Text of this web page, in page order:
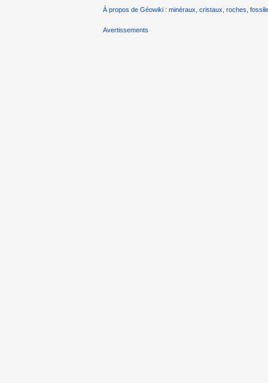
À propos de Géowiki : minéraux, cristaux, roches,
Avertissements